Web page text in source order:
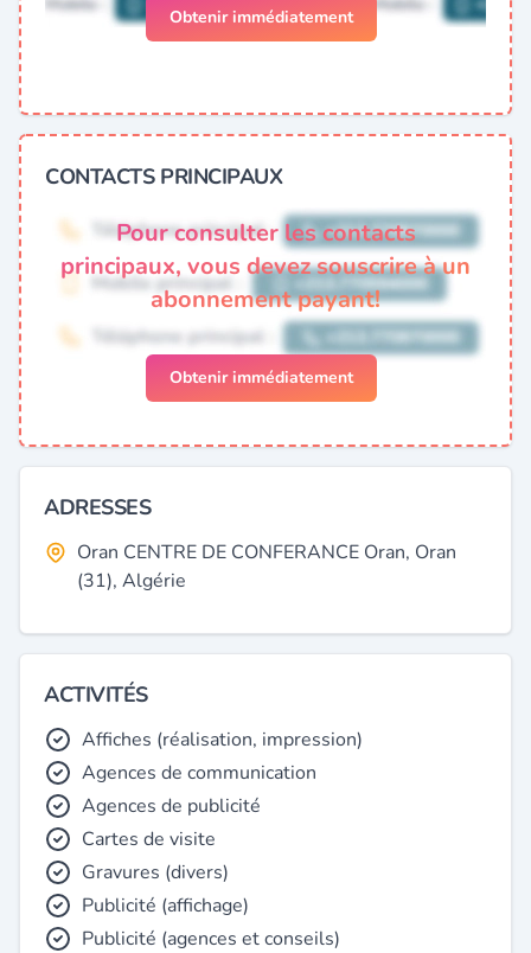
Obtenir immédiatement
CONTACTS PRINCIPAUX
Pour consulter les contacts
principaux, vous devez souscrire à un
abonnement payant!
Obtenir immédiatement
ADRESSES
Oran CENTRE DE CONFERANCE Oran, Oran
(31), Algérie
ACTIVITÉS
Affiches (réalisation, impression)
Agences de communication
Agences de publicité
Cartes de visite
Gravures (divers)
Publicité (affichage)
Publicité (agences et conseils)